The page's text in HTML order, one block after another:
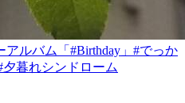
アルバム「#Birthday」#でっか
暮れシンドローム